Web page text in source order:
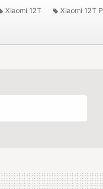
Xiaomi 12T Xiaomi 12T